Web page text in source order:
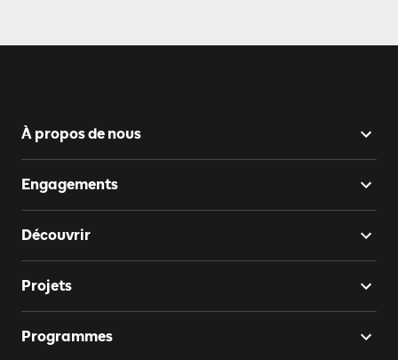
À propos de nous
Engagements
Découvrir
Projets
Programmes